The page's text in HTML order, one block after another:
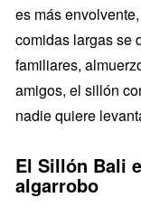
es más
comidas largas se
familiares,
amigos, el sillón
nadie quiere
El Sillón Bali
algarrobo